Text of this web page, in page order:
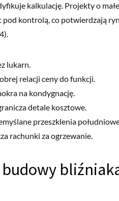
kalkulację. Projekty o
kontrolą, co potwierdzają
lukarn.
relacji ceny do funkcji.
na kondygnację.
detale kosztowe.
przeszklenia
rachunki za ogrzewanie.